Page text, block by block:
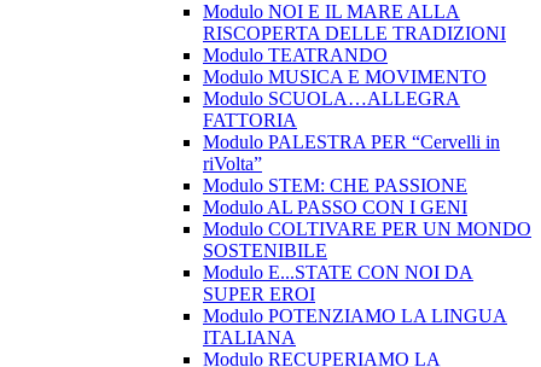
Modulo NOI E IL MARE ALLA
RISCOPERTA DELLE TRADIZIONI
Modulo TEATRANDO
Modulo MUSICA E MOVIMENTO
Modulo SCUOLA…ALLEGRA
FATTORIA
Modulo PALESTRA PER “Cervelli in
riVolta”
Modulo STEM: CHE PASSIONE
Modulo AL PASSO CON I GENI
Modulo COLTIVARE PER UN MONDO
SOSTENIBILE
Modulo E...STATE CON NOI DA
SUPER EROI
Modulo POTENZIAMO LA LINGUA
ITALIANA
Modulo RECUPERIAMO LA